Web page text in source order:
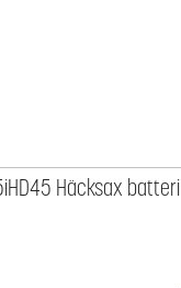
Häcksax batteri